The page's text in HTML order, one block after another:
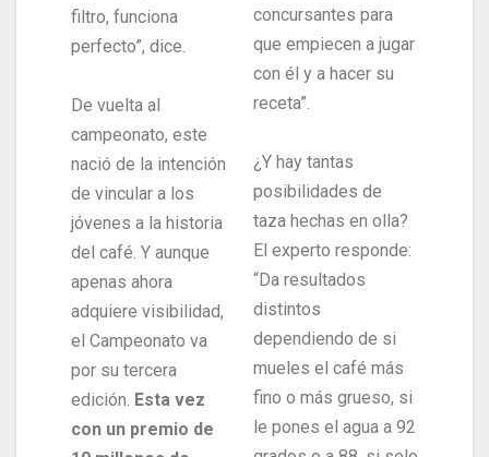
filtro, funciona
perfecto”, dice.
De vuelta al
campeonato, este
nació de la intención
de vincular a los
jóvenes a la historia
del café. Y aunque
apenas ahora
adquiere visibilidad,
el Campeonato va
por su tercera
edición. Esta vez
con un premio de
concursantes para
que empiecen a jugar
con él y a hacer su
receta”.
¿Y hay tantas
posibilidades de
taza hechas en olla?
El experto responde:
“Da resultados
distintos
dependiendo de si
mueles el café más
fino o más grueso, si
le pones el agua a 92